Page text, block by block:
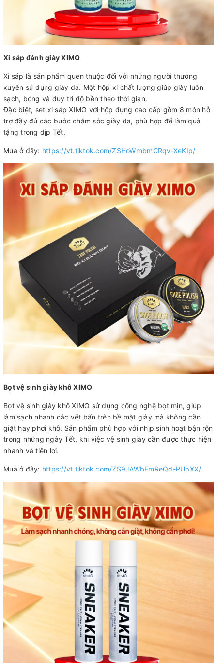
Xi sáp đánh giày XIMO
Xi sáp là sản phẩm quen thuộc đối với những người thường
xuyên sử dụng giày da. Một hộp xi chất lượng giúp giày luôn
sạch, bóng và duy trì độ bền theo thời gian.
Đặc biệt, set xi sáp XIMO với hộp đựng cao cấp gồm 8 món hỗ
trợ đầy đủ các bước chăm sóc giày da, phù hợp để làm quà
tặng trong dịp Tết.
Mua ở đây: https://vt.tiktok.com/ZSHoWrnbmCRqv-XeKIp/
Bọt vệ sinh giày khô XIMO
Bọt vệ sinh giày khô XIMO sử dụng công nghệ bọt mịn, giúp
làm sạch nhanh các vết bẩn trên bề mặt giày mà không cần
giặt hay phơi khô. Sản phẩm phù hợp với nhịp sinh hoạt bận rộn
trong những ngày Tết, khi việc vệ sinh giày cần được thực hiện
nhanh và tiện lợi.
Mua ở đây: https://vt.tiktok.com/ZS9JAWbEmReQd-PUpXX/